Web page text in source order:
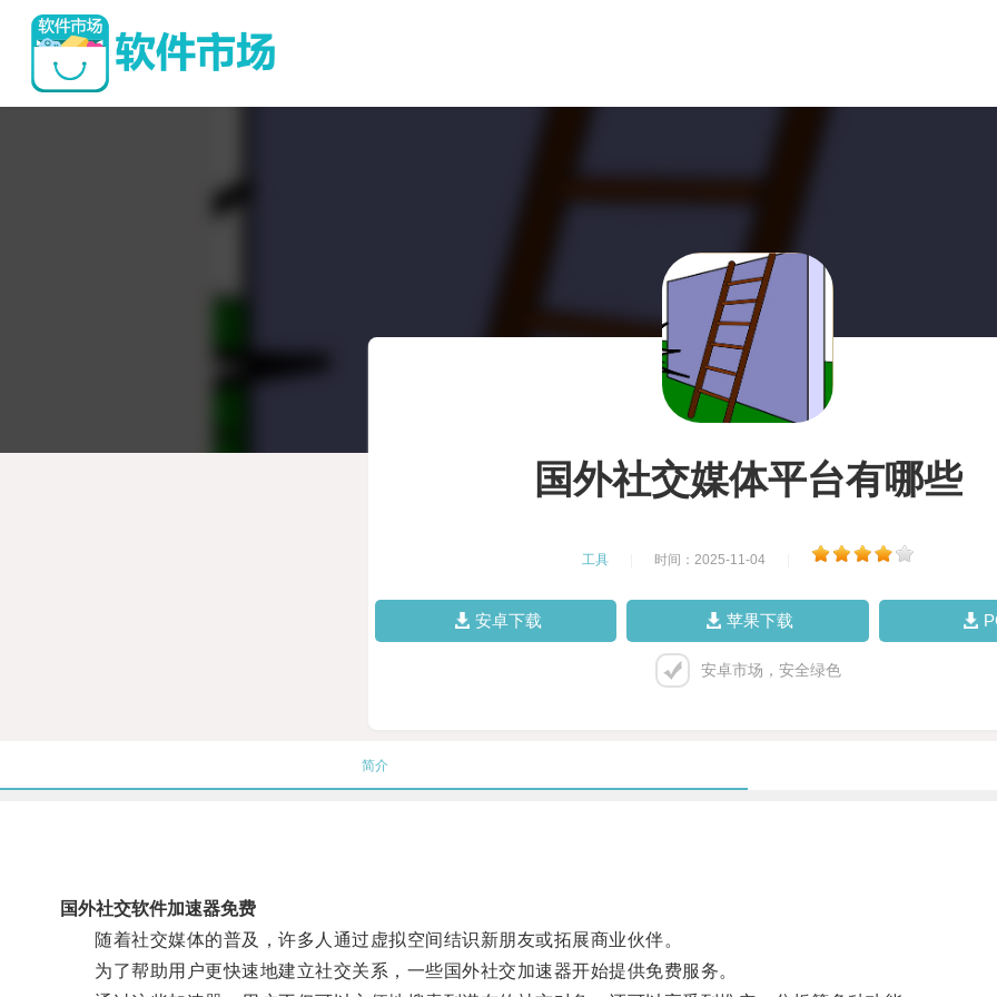
国外社交媒体平台有哪些
工具 时间：2025-11-04
安卓下载 苹果下载
安卓市场，安全绿色
简介
国外社交软件加速器免费
随着社交媒体的普及，许多人通过虚拟空间结识新朋友或拓展商业伙伴。
为了帮助用户更快速地建立社交关系，一些国外社交加速器开始提供免费服务。